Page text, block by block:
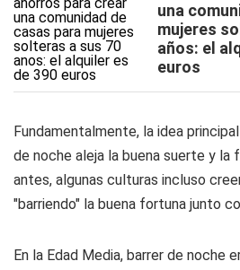
una
mujeres
años: el
euros
Fundamentalmente, la idea
de noche aleja la buena suerte y la
antes, algunas culturas incluso
"barriendo" la buena fortuna junto
En la Edad Media, barrer de noche